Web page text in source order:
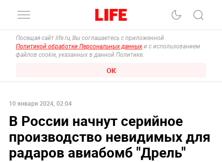
Посещая сайт life.ru, Вы соглашаетесь с приложенной
Политикой обработки Персональных данных и с использованием
файлов cookie, указанных в данной Политике.
ОК
10 января 2024, 02:04
В России начнут серийное
производство невидимых для
радаров авиабомб "Дрель"